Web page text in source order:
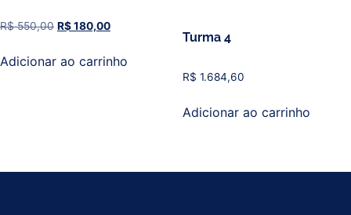
R$550,00 R$180,00
Adicionar ao carrinho
Turma 4
R$ 1.684,60
Adicionar ao carrinho